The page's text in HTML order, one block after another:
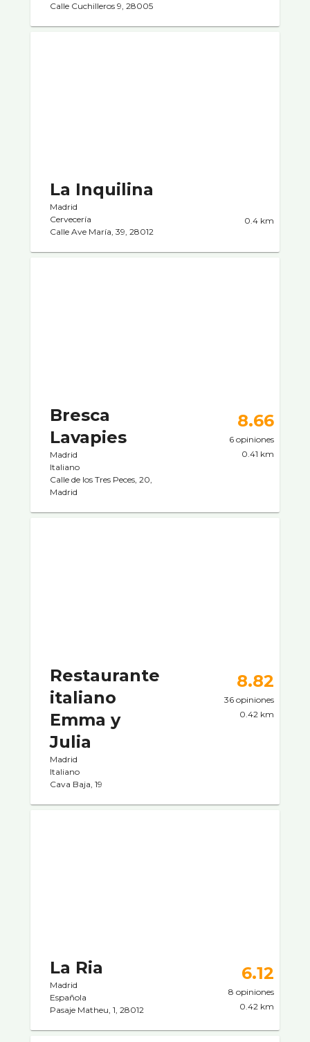
Calle Cuchilleros 9, 28005
La Inquilina
Madrid
Cervecerí­a
Calle Ave Marí­a, 39, 28012
0.4 km
Bresca
Lavapies
Madrid
Italiano
Calle de los Tres Peces, 20,
Madrid
8.66
6 opiniones
0.41 km
Restaurante
italiano
Emma y
Julia
Madrid
Italiano
Cava Baja, 19
8.82
36 opiniones
0.42 km
La Ria
Madrid
Española
Pasaje Matheu, 1, 28012
6.12
8 opiniones
0.42 km